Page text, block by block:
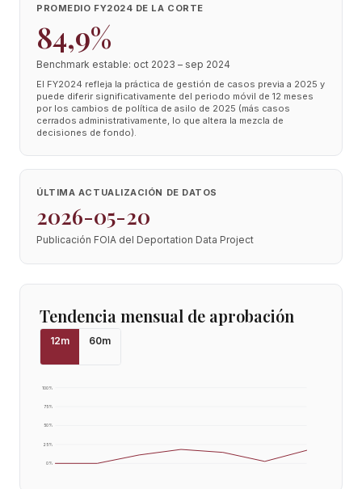
PROMEDIO FY2024 DE LA CORTE
84,9%
Benchmark estable: oct 2023 – sep 2024
El FY2024 refleja la práctica de gestión de casos previa a 2025 y
puede diferir significativamente del periodo móvil de 12 meses
por los cambios de política de asilo de 2025 (más casos
cerrados administrativamente, lo que altera la mezcla de
decisiones de fondo).
ÚLTIMA ACTUALIZACIÓN DE DATOS
2026-05-20
Publicación FOIA del Deportation Data Project
Tendencia mensual de aprobación
12m 60m
0%
25%
50%
75%
100%